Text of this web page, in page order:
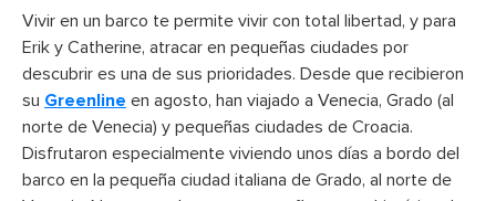
Vivir en un barco te permite vivir con total libertad, y para
Erik y Catherine, atracar en pequeñas ciudades por
descubrir es una de sus prioridades. Desde que recibieron
su Greenline en agosto, han viajado a Venecia, Grado (al
norte de Venecia) y pequeñas ciudades de Croacia.
Disfrutaron especialmente viviendo unos días a bordo del
barco en la pequeña ciudad italiana de Grado, al norte de